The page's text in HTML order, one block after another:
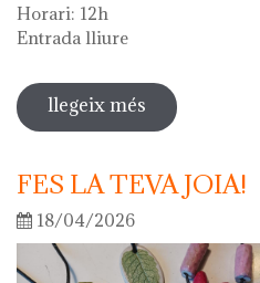
Horari: 12h
Entrada lliure
llegeix més sobre visita
l'aigua" en el
FES LA TEVA JOIA!
18/04/2026